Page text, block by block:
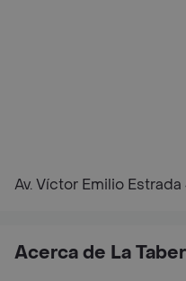
Av. Víctor Emilio
Acerca de La